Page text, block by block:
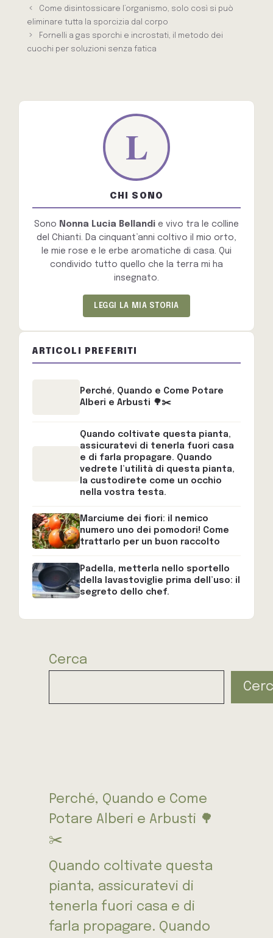
Come disintossicare l’organismo, solo così si può
eliminare tutta la sporcizia dal corpo
Fornelli a gas sporchi e incrostati, il metodo dei
cuochi per soluzioni senza fatica
CHI SONO
Sono Nonna Lucia Bellandi e vivo tra le colline
del Chianti. Da cinquant’anni coltivo il mio orto,
le mie rose e le erbe aromatiche di casa. Qui
condivido tutto quello che la terra mi ha
insegnato.
LEGGI LA MIA STORIA
ARTICOLI PREFERITI
Perché, Quando e Come Potare
Alberi e Arbusti 🌳✂️
Quando coltivate questa pianta,
assicuratevi di tenerla fuori casa
e di farla propagare. Quando
vedrete l’utilità di questa pianta,
la custodirete come un occhio
nella vostra testa.
Marciume dei fiori: il nemico
numero uno dei pomodori! Come
trattarlo per un buon raccolto
Padella, metterla nello sportello
della lavastoviglie prima dell’uso: il
segreto dello chef.
Cerca
Perché, Quando e Come
Potare Alberi e Arbusti 🌳
✂️
Quando coltivate questa
pianta, assicuratevi di
tenerla fuori casa e di
farla propagare. Quando